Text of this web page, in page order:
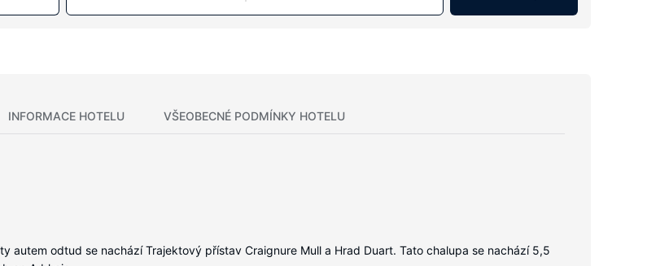
INFORMACE HOTELU VŠEOBECNÉ PODMÍNKY HOTELU
autem odtud se nachází Trajektový přístav Craignure Mull a Hrad Duart. Tato chalupa se nachází 5,5